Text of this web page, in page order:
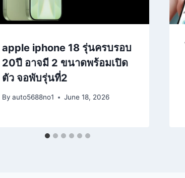
apple iphone 18 รุ่นครบรอบ
20ปี อาจมี 2 ขนาดพร้อมเปิด
ตัว จอพับรุ่นที่2
By auto5688no1 June 18, 2026